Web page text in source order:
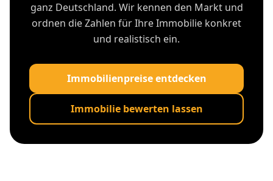
ganz Deutschland. Wir kennen den Markt und
ordnen die Zahlen für Ihre Immobilie konkret
und realistisch ein.
Immobilienpreise entdecken
Immobilie bewerten lassen